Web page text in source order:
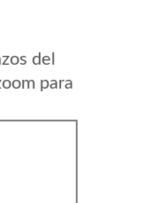
del
para